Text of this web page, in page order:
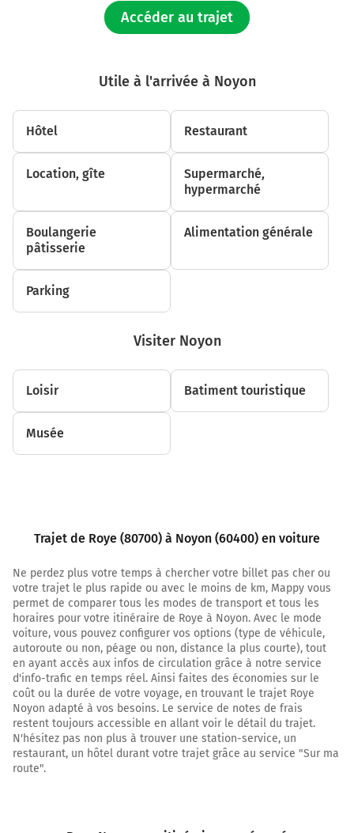
Au rond-point, prendre la 3ème sortie sur D934 et
continuer sur 2 kilomètre
19,5 km
Tourner à droite sur D934 (Boulevard Mony) et
continuer sur 400 mètres
19,7 km
0h17 Noyon
60400
Accéder au trajet
Utile à l'arrivée à Noyon
Hôtel Restaurant
Location, gîte
Supermarché,
hypermarché
Boulangerie
pâtisserie
Alimentation générale
Parking
Visiter Noyon
Loisir Batiment touristique
Musée
Trajet de Roye (80700) à Noyon (60400) en voiture
Ne perdez plus votre temps à chercher votre billet pas cher ou
votre trajet le plus rapide ou avec le moins de km, Mappy vous
permet de comparer tous les modes de transport et tous les
horaires pour votre itinéraire de Roye à Noyon. Avec le mode
voiture, vous pouvez configurer vos options (type de véhicule,
autoroute ou non, péage ou non, distance la plus courte), tout
en ayant accès aux infos de circulation grâce à notre service
d'info-trafic en temps réel. Ainsi faites des économies sur le
coût ou la durée de votre voyage, en trouvant le trajet Roye
Noyon adapté à vos besoins. Le service de notes de frais
restent toujours accessible en allant voir le détail du trajet.
N'hésitez pas non plus à trouver une station-service, un
restaurant, un hôtel durant votre trajet grâce au service "Sur ma
route".